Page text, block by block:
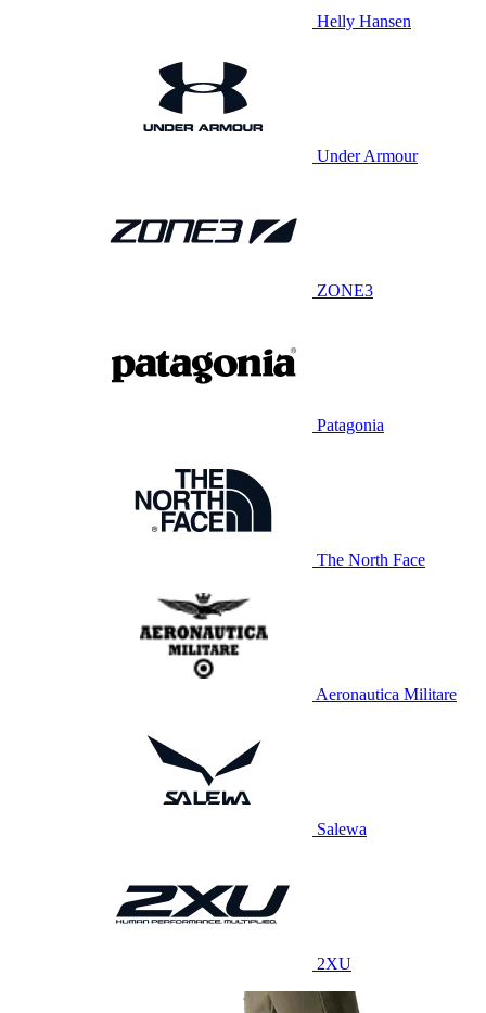
Helly Hansen
Under Armour
ZONE3
Patagonia
The North Face
Aeronautica Militare
Salewa
2XU